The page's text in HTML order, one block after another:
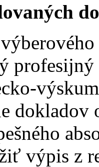
dokladov
výpis z